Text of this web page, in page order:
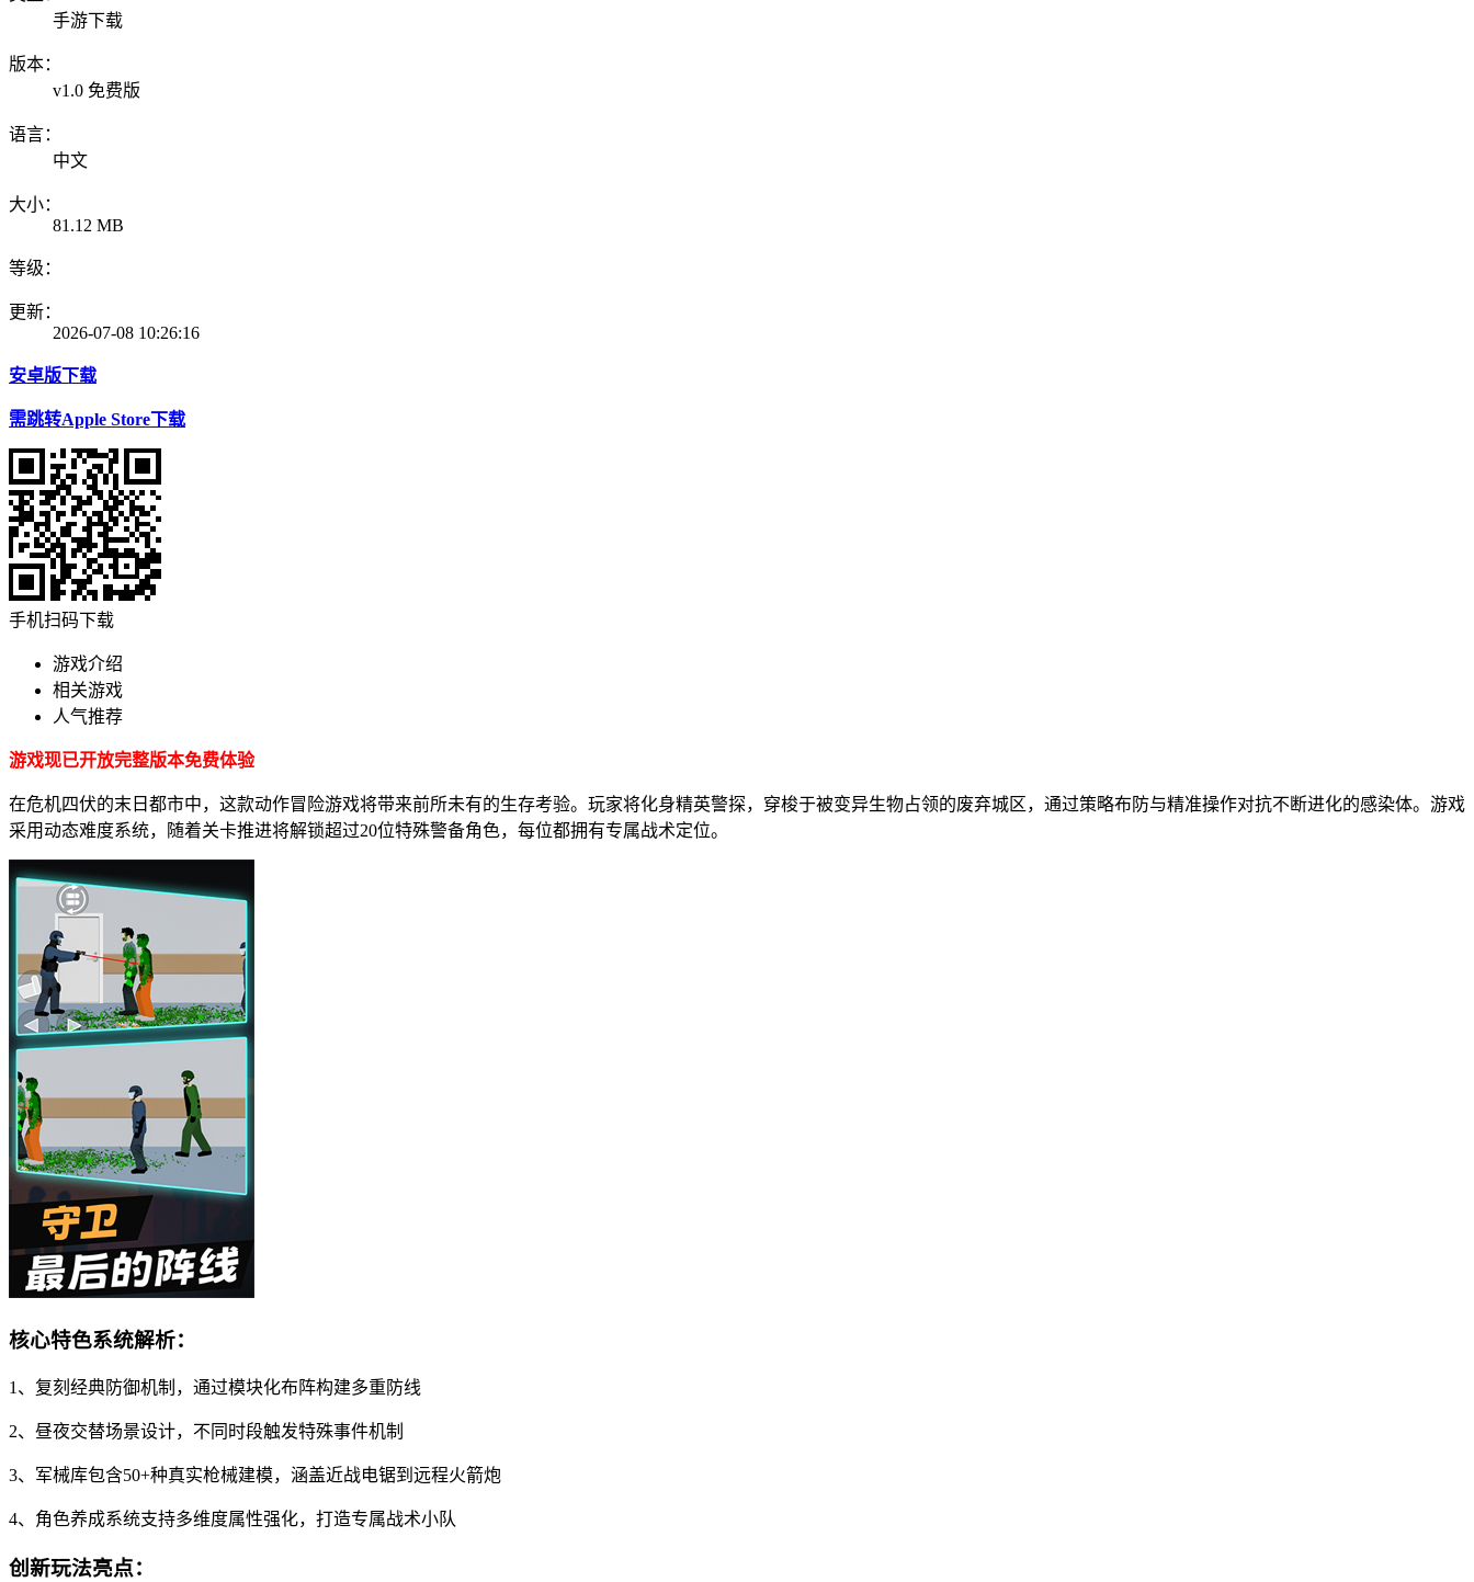
手游下载
版本：
v1.0 免费版
语言：
中文
大小：
81.12 MB
等级：
更新：
2026-07-08 10:26:16
安卓版下载
需跳转Apple Store下载
手机扫码下载
游戏介绍
相关游戏
人气推荐
游戏现已开放完整版本免费体验
在危机四伏的末日都市中，这款动作冒险游戏将带来前所未有的生存考验。玩家将化身精英警探，穿梭于被变异生物占领的废弃城区，通过策略布防与精准操作对抗不断进化的感染体。游戏
采用动态难度系统，随着关卡推进将解锁超过20位特殊警备角色，每位都拥有专属战术定位。
核心特色系统解析：
1、复刻经典防御机制，通过模块化布阵构建多重防线
2、昼夜交替场景设计，不同时段触发特殊事件机制
3、军械库包含50+种真实枪械建模，涵盖近战电锯到远程火箭炮
4、角色养成系统支持多维度属性强化，打造专属战术小队
创新玩法亮点：